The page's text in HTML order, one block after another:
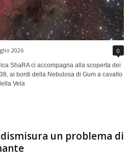
2026 0
ShaRA ci accompagna alla scoperta dei
ai bordi della Nebulosa di Gum a cavallo
Vela
un problema di